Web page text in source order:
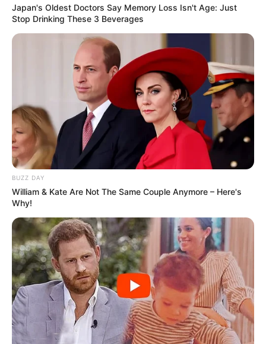
Japan's Oldest Doctors Say Memory Loss Isn't Age: Just
Stop Drinking These 3 Beverages
BUZZ DAY
William & Kate Are Not The Same Couple Anymore – Here's
Why!